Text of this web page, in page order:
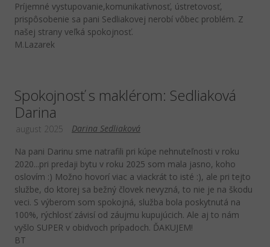
Príjemné vystupovanie,komunikatívnosť, ústretovosť,
prispôsobenie sa pani Sedliakovej nerobí vôbec problém. Z
našej strany veľká spokojnosť.
M.Lazarek
Spokojnosť s maklérom: Sedliaková
Darina
Darina Sedliaková
august 2025
Na pani Darinu sme natrafili pri kúpe nehnuteľnosti v roku
2020...pri predaji bytu v roku 2025 som mala jasno, koho
oslovím :) Možno hovorí viac a viackrát to isté :), ale pri tejto
službe, do ktorej sa bežný človek nevyzná, to nie je na škodu
veci. S výberom som spokojná, služba bola poskytnutá na
100%, rýchlosť závisí od záujmu kupujúcich. Ale aj to nám
vyšlo SUPER v obidvoch prípadoch. ĎAKUJEM!
BT